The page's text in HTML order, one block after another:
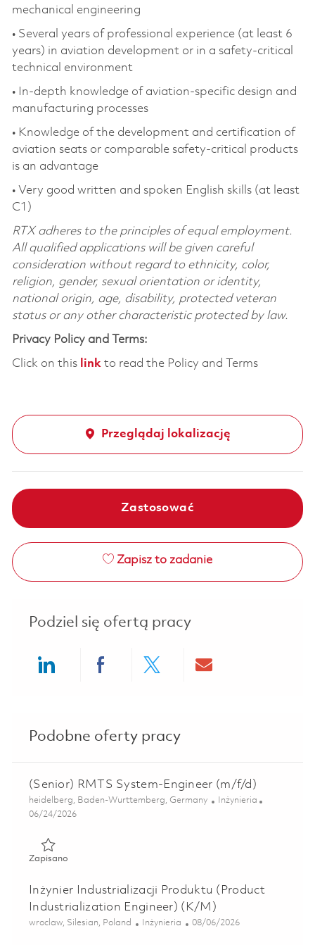
mechanical engineering
• Several years of professional experience (at least 6
years) in aviation development or in a safety-critical
technical environment
• In-depth knowledge of aviation-specific design and
manufacturing processes
• Knowledge of the development and certification of
aviation seats or comparable safety-critical products
is an advantage
• Very good written and spoken English skills (at least
C1)
RTX adheres to the principles of equal employment.
All qualified applications will be given careful
consideration without regard to ethnicity, color,
religion, gender, sexual orientation or identity,
national origin, age, disability, protected veteran
status or any other characteristic protected by law.
Privacy Policy and Terms:
Click on this linkto read the Policy and Terms
Przeglądaj lokalizację
Zastosować
Zapisz to zadanie
Podziel się ofertą pracy
Podobne oferty pracy
(Senior) RMTS System-Engineer (m/f/d)
Lokalizacja
heidelberg, Baden-Wurttemberg, Germany Kategoria
Inżynieria
Posted Date
06/24/2026
ZapisanoZapisano (Senior) RMTS System-Engineer (m/f/d)
Inżynier Industrializacji Produktu (Product
Industrialization Engineer) (K/M)
Lokalizacja
wroclaw, Silesian, Poland Kategoria
Inżynieria Posted Date
08/06/2026